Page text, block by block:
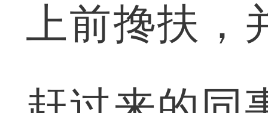
上前搀扶，